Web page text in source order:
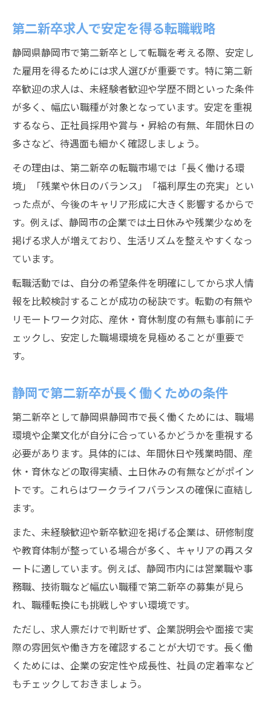
第二新卒求人で安定を得る転職戦略
静岡県静岡市で第二新卒として転職を考える際、安定し
た雇用を得るためには求人選びが重要です。特に第二新
卒歓迎の求人は、未経験者歓迎や学歴不問といった条件
が多く、幅広い職種が対象となっています。安定を重視
するなら、正社員採用や賞与・昇給の有無、年間休日の
多さなど、待遇面も細かく確認しましょう。
その理由は、第二新卒の転職市場では「長く働ける環
境」「残業や休日のバランス」「福利厚生の充実」とい
った点が、今後のキャリア形成に大きく影響するからで
す。例えば、静岡市の企業では土日休みや残業少なめを
掲げる求人が増えており、生活リズムを整えやすくなっ
ています。
転職活動では、自分の希望条件を明確にしてから求人情
報を比較検討することが成功の秘訣です。転勤の有無や
リモートワーク対応、産休・育休制度の有無も事前にチ
ェックし、安定した職場環境を見極めることが重要で
す。
静岡で第二新卒が長く働くための条件
第二新卒として静岡県静岡市で長く働くためには、職場
環境や企業文化が自分に合っているかどうかを重視する
必要があります。具体的には、年間休日や残業時間、産
休・育休などの取得実績、土日休みの有無などがポイン
トです。これらはワークライフバランスの確保に直結し
ます。
また、未経験歓迎や新卒歓迎を掲げる企業は、研修制度
や教育体制が整っている場合が多く、キャリアの再スタ
ートに適しています。例えば、静岡市内には営業職や事
務職、技術職など幅広い職種で第二新卒の募集が見ら
れ、職種転換にも挑戦しやすい環境です。
ただし、求人票だけで判断せず、企業説明会や面接で実
際の雰囲気や働き方を確認することが大切です。長く働
くためには、企業の安定性や成長性、社員の定着率など
もチェックしておきましょう。